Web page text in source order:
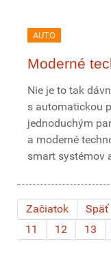
AUTO
Moderné
Nie je to tak
s automatickou
jednoduchým
a moderné
smart systémov
Začiatok Späť
11
12 13